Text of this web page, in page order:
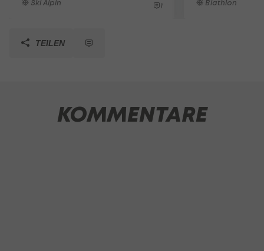
Ski Alpin 1 Biathlon
TEILEN
KOMMENTARE